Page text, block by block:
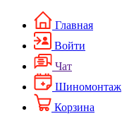
Главная
Войти
Чат
Шиномонтаж
Корзина